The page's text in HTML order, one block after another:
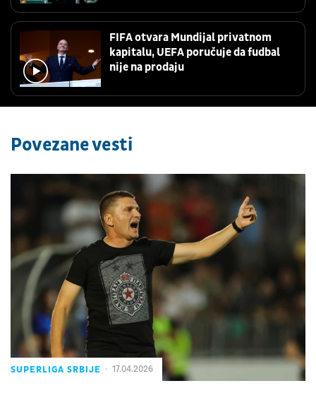
FIFA otvara Mundijal privatnom
kapitalu, UEFA poručuje da fudbal
nije na prodaju
Povezane vesti
SUPERLIGA SRBIJE 17.04.2026